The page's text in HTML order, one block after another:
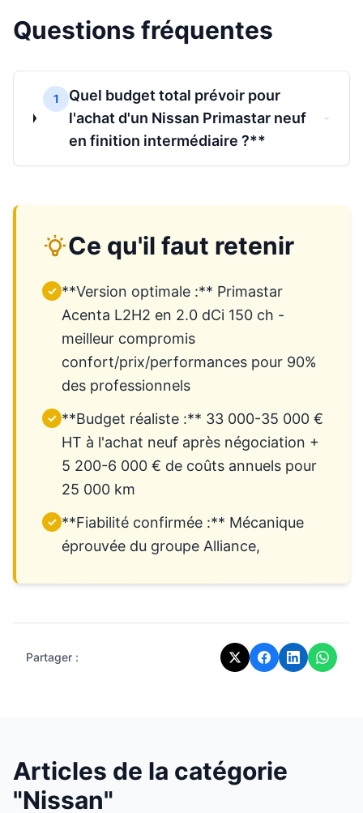
Questions fréquentes
1
Quel budget total prévoir pour
l'achat d'un Nissan Primastar neuf
en finition intermédiaire ?**
Ce qu'il faut retenir
✓ **Version optimale :** Primastar
Acenta L2H2 en 2.0 dCi 150 ch -
meilleur compromis
confort/prix/performances pour 90%
des professionnels
✓ **Budget réaliste :** 33 000-35 000 €
HT à l'achat neuf après négociation +
5 200-6 000 € de coûts annuels pour
25 000 km
✓ **Fiabilité confirmée :** Mécanique
éprouvée du groupe Alliance,
Partager :
Articles de la catégorie
"Nissan"